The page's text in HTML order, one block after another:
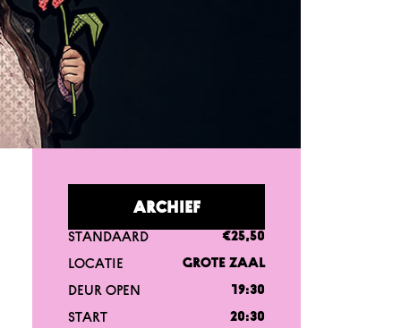
ARCHIEF
STANDAARD €25,50
LOCATIE GROTE ZAAL
DEUR OPEN 19:30
START 20:30